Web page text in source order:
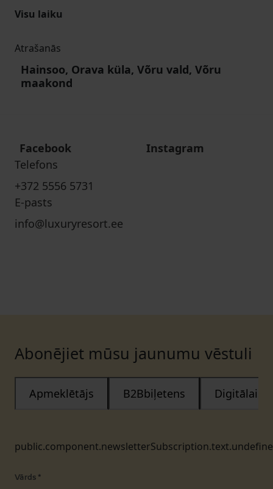
Visu laiku
Atrašanās
Hainsoo, Orava küla, Võru vald, Võru
maakond
Facebook
Instagram
Telefons
+372 5556 5731
E-pasts
info@luxuryresort.ee
Abonējiet mūsu jaunumu vēstuli
Apmeklētājs B2Bbiļetens Digitālais
Vārds *